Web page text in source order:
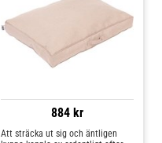
884 kr
Att sträcka ut sig och äntligen